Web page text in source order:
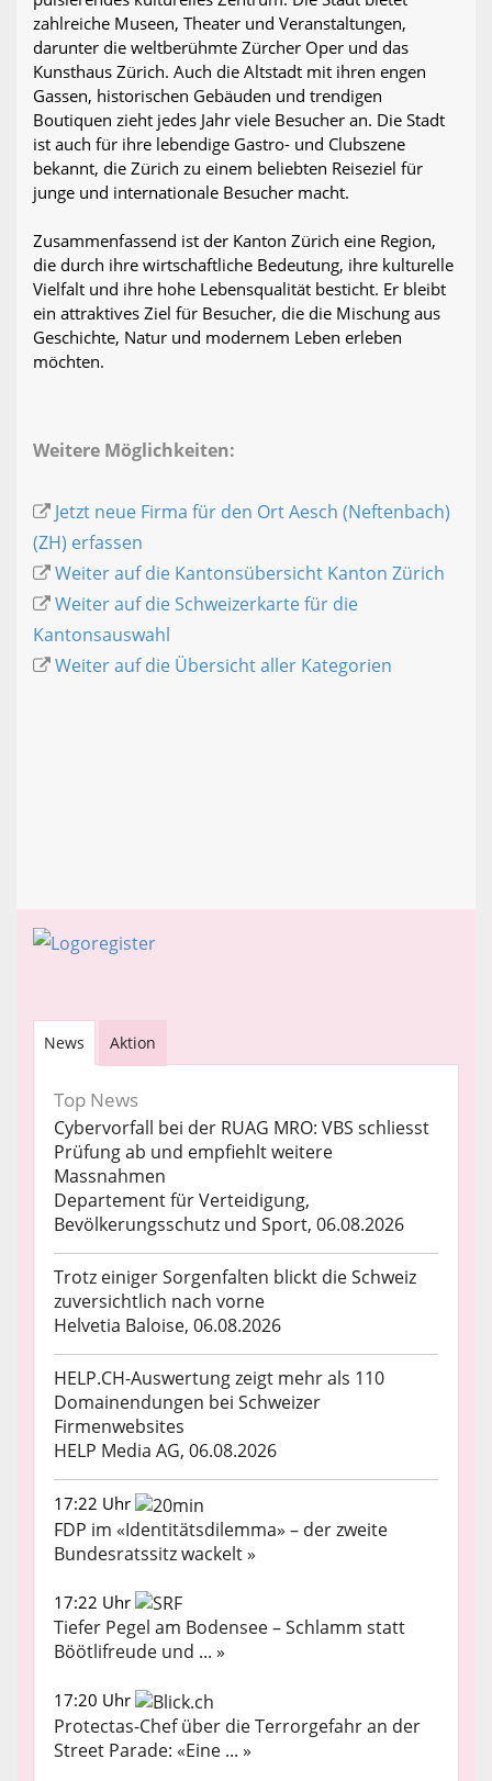
zahlreiche Museen, Theater und Veranstaltungen,
darunter die weltberühmte Zürcher Oper und das
Kunsthaus Zürich. Auch die Altstadt mit ihren engen
Gassen, historischen Gebäuden und trendigen
Boutiquen zieht jedes Jahr viele Besucher an. Die Stadt
ist auch für ihre lebendige Gastro- und Clubszene
bekannt, die Zürich zu einem beliebten Reiseziel für
junge und internationale Besucher macht.
Zusammenfassend ist der Kanton Zürich eine Region,
die durch ihre wirtschaftliche Bedeutung, ihre kulturelle
Vielfalt und ihre hohe Lebensqualität besticht. Er bleibt
ein attraktives Ziel für Besucher, die die Mischung aus
Geschichte, Natur und modernem Leben erleben
möchten.
Weitere Möglichkeiten:
Jetzt neue Firma für den Ort Aesch (Neftenbach)
(ZH) erfassen
Weiter auf die Kantonsübersicht Kanton Zürich
Weiter auf die Schweizerkarte für die
Kantonsauswahl
Weiter auf die Übersicht aller Kategorien
News Aktion
Top News
Cybervorfall bei der RUAG MRO: VBS schliesst
Prüfung ab und empfiehlt weitere
Massnahmen
Departement für Verteidigung,
Bevölkerungsschutz und Sport, 06.08.2026
Trotz einiger Sorgenfalten blickt die Schweiz
zuversichtlich nach vorne
Helvetia Baloise, 06.08.2026
HELP.CH-Auswertung zeigt mehr als 110
Domainendungen bei Schweizer
Firmenwebsites
HELP Media AG, 06.08.2026
17:22 Uhr
FDP im «Identitätsdilemma» – der zweite
Bundesratssitz wackelt »
17:22 Uhr
Tiefer Pegel am Bodensee – Schlamm statt
Böötlifreude und ... »
17:20 Uhr
Protectas-Chef über die Terrorgefahr an der
Street Parade: «Eine ... »